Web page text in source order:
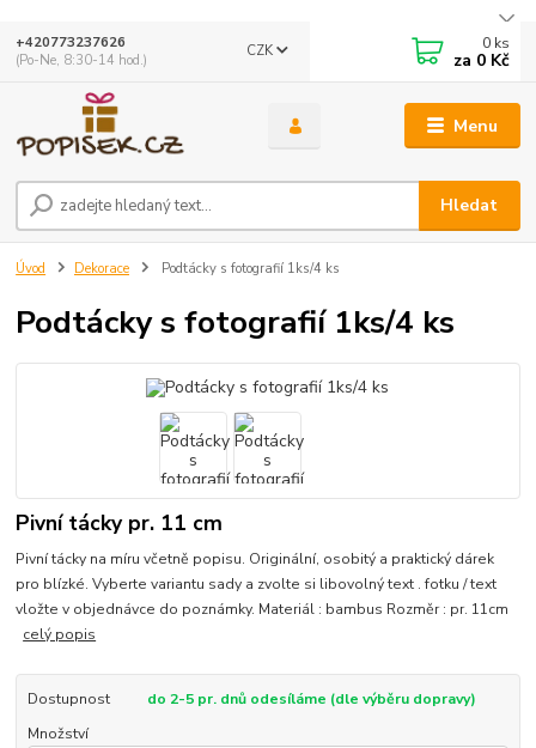
Menu
CZK
Hledat
+420773237626
(Po-Ne, 8:30-14 hod.)
0 ks
za 0 Kč
Úvod Dekorace Podtácky s fotografií 1ks/4 ks
Podtácky s fotografií 1ks/4 ks
Pivní tácky pr. 11 cm
Pivní tácky na míru včetně popisu. Originální, osobitý a praktický dárek
pro blízké. Vyberte variantu sady a zvolte si libovolný text . fotku / text
vložte v objednávce do poznámky. Materiál : bambus Rozměr : pr. 11cm
celý popis
Dostupnost
do 2-5 pr. dnů odesíláme (dle výběru dopravy)
Množství